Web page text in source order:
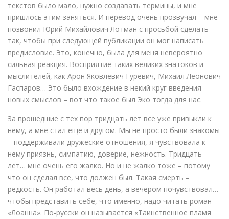
текстов было мало, нужно создавать термины, и мне
пришлось этим заняться. И перевод очень прозвучал – мне
позвонил Юрий Михайлович Лотман с просьбой сделать
так, чтобы при следующей публикации он мог написать
предисловие. Это, конечно, была для меня невероятно
сильная реакция. Восприятие таких великих знатоков и
мыслителей, как Арон Яковлевич Гуревич, Михаил Леонович
Гаспаров… Это было вхождение в некий круг введения
новых смыслов – вот что такое был Эко тогда для нас.
За прошедшие с тех пор тридцать лет все уже привыкли к
нему, а мне стал еще и другом. Мы не просто были знакомы
– поддерживали дружеские отношения, я чувствовала к
нему приязнь, симпатию, доверие, нежность. Тридцать
лет… мне очень его жалко. Но и не жалко тоже – потому
что он сделал все, что должен был. Такая смерть –
редкость. Он работал весь день, а вечером почувствовал…
чтобы представить себе, что именно, надо читать роман
«Лоанна». По-русски он называется «Таинственное пламя